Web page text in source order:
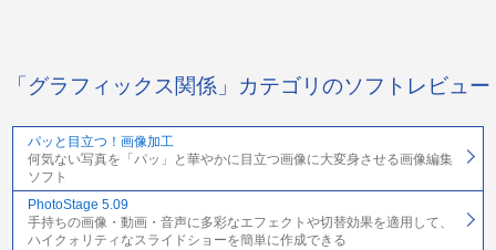
「グラフィックス関係」カテゴリのソフトレビュー
パッと目立つ！画像加工
何気ない写真を「パッ」と華やかに目立つ画像に大変身させる画像編集
ソフト
PhotoStage 5.09
手持ちの画像・動画・音声に多彩なエフェクトや切替効果を適用して、
ハイクォリティなスライドショーを簡単に作成できる